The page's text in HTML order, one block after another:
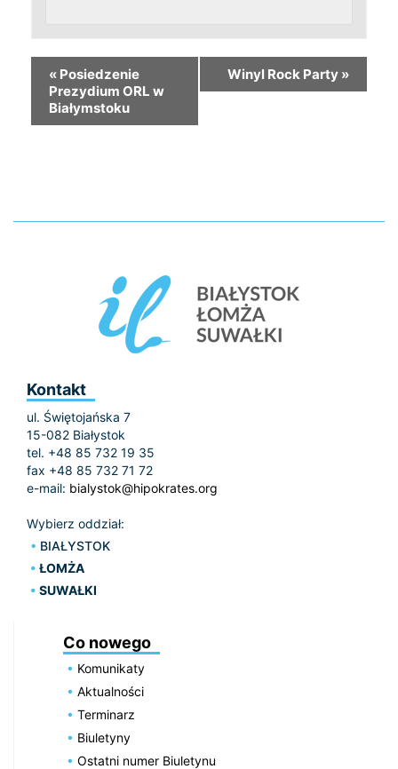
« Posiedzenie
Prezydium ORL w
Białymstoku
Winyl Rock Party »
Kontakt
ul. Świętojańska 7
15-082 Białystok
tel. +48 85 732 19 35
fax +48 85 732 71 72
e-mail: bialystok@hipokrates.org
Wybierz oddział:
BIAŁYSTOK
ŁOMŻA
SUWAŁKI
Co nowego
Komunikaty
Aktualności
Terminarz
Biuletyny
Ostatni numer Biuletynu